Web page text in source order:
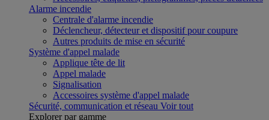
Alarme incendie
Centrale d'alarme incendie
Déclencheur, détecteur et dispositif pour coupure
Autres produits de mise en sécurité
Système d'appel malade
Applique tête de lit
Appel malade
Signalisation
Accessoires système d'appel malade
Sécurité, communication et réseau Voir tout
Explorer par gamme